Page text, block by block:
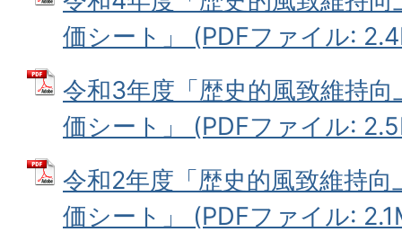
価シート」 (PDFファイル:
令和3年度「歴史的風致維持
価シート」 (PDFファイル:
令和2年度「歴史的風致維持
価シート」 (PDFファイル: